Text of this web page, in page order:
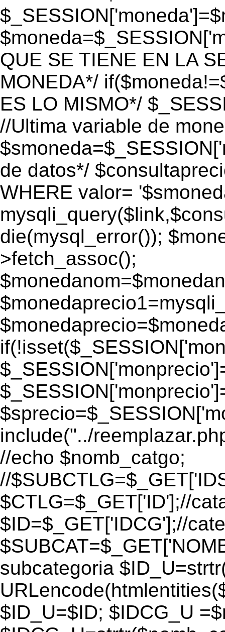
QUE SE TIENE EN LA
MONEDA*/
ES LO MISMO*/
//Ultima variable de
de datos*/
WHERE valor=
die(mysql_error());
>fetch_assoc();
include("../
//echo $nomb_catgo;
//
$CTLG=$_GET['ID'];//
$ID=$_GET['IDCG'];//
subcategoria
$ID_U=$ID; $IDCG_U